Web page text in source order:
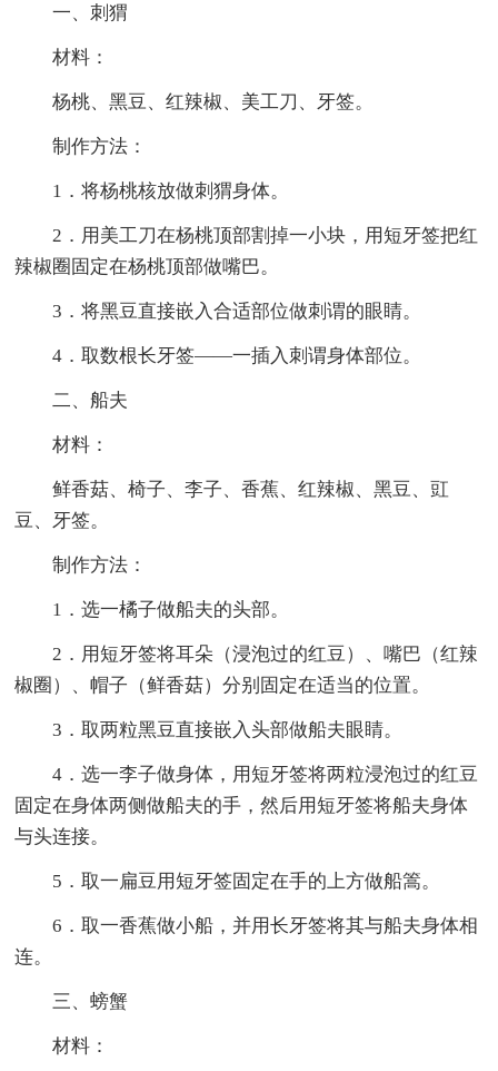
一、刺猬
材料：
杨桃、黑豆、红辣椒、美工刀、牙签。
制作方法：
1．将杨桃核放做刺猬身体。
2．用美工刀在杨桃顶部割掉一小块，用短牙签把红
辣椒圈固定在杨桃顶部做嘴巴。
3．将黑豆直接嵌入合适部位做刺谓的眼睛。
4．取数根长牙签――一插入刺谓身体部位。
二、船夫
材料：
鲜香菇、椅子、李子、香蕉、红辣椒、黑豆、豇
豆、牙签。
制作方法：
1．选一橘子做船夫的头部。
2．用短牙签将耳朵（浸泡过的红豆）、嘴巴（红辣
椒圈）、帽子（鲜香菇）分别固定在适当的位置。
3．取两粒黑豆直接嵌入头部做船夫眼睛。
4．选一李子做身体，用短牙签将两粒浸泡过的红豆
固定在身体两侧做船夫的手，然后用短牙签将船夫身体
与头连接。
5．取一扁豆用短牙签固定在手的上方做船篙。
6．取一香蕉做小船，并用长牙签将其与船夫身体相
连。
三、螃蟹
材料：